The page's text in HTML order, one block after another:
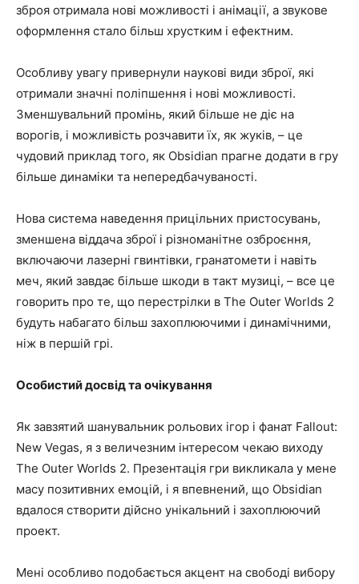
зброя отримала нові можливості і анімації, а звукове
оформлення стало більш хрустким і ефектним.
Особливу увагу привернули наукові види зброї, які
отримали значні поліпшення і нові можливості.
Зменшувальний промінь, який більше не діє на
ворогів, і можливість розчавити їх, як жуків, – це
чудовий приклад того, як Obsidian прагне додати в гру
більше динаміки та непередбачуваності.
Нова система наведення прицільних пристосувань,
зменшена віддача зброї і різноманітне озброєння,
включаючи лазерні гвинтівки, гранатомети і навіть
меч, який завдає більше шкоди в такт музиці, – все це
говорить про те, що перестрілки в The Outer Worlds 2
будуть набагато більш захоплюючими і динамічними,
ніж в першій грі.
Особистий досвід та очікування
Як завзятий шанувальник рольових ігор і фанат Fallout:
New Vegas, я з величезним інтересом чекаю виходу
The Outer Worlds 2. Презентація гри викликала у мене
масу позитивних емоцій, і я впевнений, що Obsidian
вдалося створити дійсно унікальний і захоплюючий
проект.
Мені особливо подобається акцент на свободі вибору